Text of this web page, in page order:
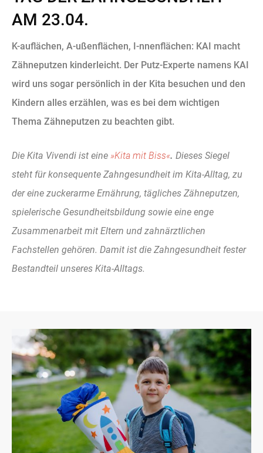
AM 23.04.
K-auflächen, A-ußenflächen, I-nnenflächen: KAI macht
Zähneputzen kinderleicht. Der Putz-Experte namens KAI
wird uns sogar persönlich in der Kita besuchen und den
Kindern alles erzählen, was es bei dem wichtigen
Thema Zähneputzen zu beachten gibt.
Die Kita Vivendi ist eine »Kita mit Biss«. Dieses Siegel
steht für konsequente Zahngesundheit im Kita-Alltag, zu
der eine zuckerarme Ernährung, tägliches Zähneputzen,
spielerische Gesundheitsbildung sowie eine enge
Zusammenarbeit mit Eltern und zahnärztlichen
Fachstellen gehören. Damit ist die Zahngesundheit fester
Bestandteil unseres Kita-Alltags.